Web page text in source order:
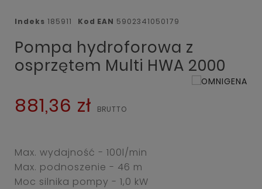
Indeks 185911 Kod EAN 5902341050179
Pompa hydroforowa z
osprzętem Multi HWA 2000
881,36 zł
Max. wydajność - 100l/min
Max. podnoszenie - 46 m
Moc silnika pompy - 1,0 kW